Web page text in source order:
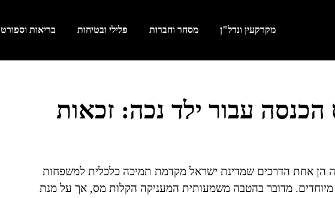
מקרקעין ונדל"ן מסחר וחברות פלילי ובטיחות בריאות וספורט
הכנסה עבור ילד נכה: זכאות
הן אחת הדרכים שמדינת ישראל מקדמת תמיכה כלכלית למשפחות
מיוחדים. מדובר בהטבה משמעותית המעניקה הקלות מס, אך על מנת